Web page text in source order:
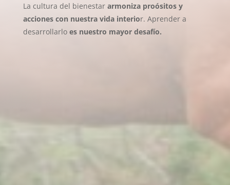
La cultura del bienestar armoniza proósitos y
acciones con nuestra vida interior. Aprender a
desarrollarlo es nuestro mayor desafío.